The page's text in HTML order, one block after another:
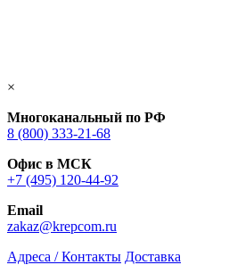
×
Многоканальный по РФ
8 (800) 333‑21-68
Офис в МСК
+7 (495) 120-44-92
Email
zakaz@krepcom.ru
Адреса / Контакты Доставка